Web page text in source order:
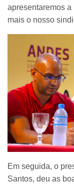
apresentaremos
mais o nosso
Em seguida, o
Santos, deu as